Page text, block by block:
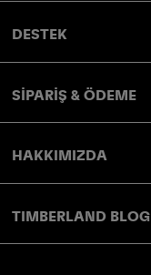
DESTEK
SİPARİŞ & ÖDEME
HAKKIMIZDA
TIMBERLAND BLOG